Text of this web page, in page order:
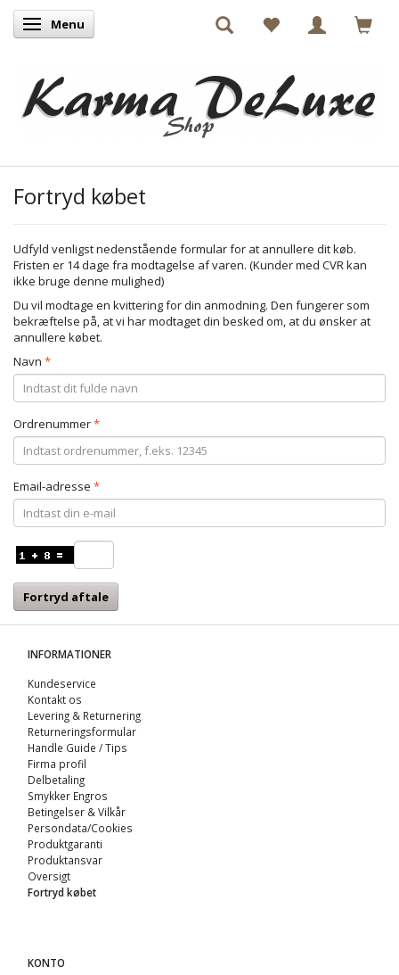
Skifte navigation
Menu
Fortryd købet
Udfyld venligst nedenstående formular for at annullere dit køb.
Fristen er 14 dage fra modtagelse af varen. (Kunder med CVR kan
ikke bruge denne mulighed)
Du vil modtage en kvittering for din anmodning. Den fungerer som
bekræftelse på, at vi har modtaget din besked om, at du ønsker at
annullere købet.
Navn
Ordrenummer
Email-adresse
Fortryd aftale
INFORMATIONER
Kundeservice
Kontakt os
Levering & Returnering
Returneringsformular
Handle Guide / Tips
Firma profil
Delbetaling
Smykker Engros
Betingelser & Vilkår
Persondata/Cookies
Produktgaranti
Produktansvar
Oversigt
Fortryd købet
KONTO